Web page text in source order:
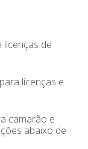
licenças de
licenças e
camarão e
abaixo de